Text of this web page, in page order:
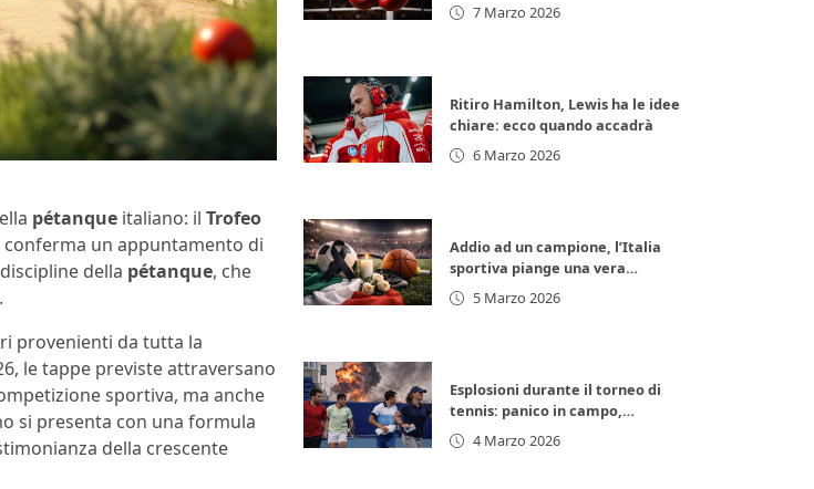
pétanque italiano: il Trofeo
conferma un appuntamento di
della pétanque, che
provenienti da tutta la
le tappe previste attraversano
sportiva, ma anche
si presenta con una formula
della crescente
leggenda italiana
7 Marzo 2026
Ritiro Hamilton, Lewis ha le idee
chiare: ecco quando accadrà
6 Marzo 2026
Addio ad un campione, l’Italia
sportiva piange una vera
leggenda
5 Marzo 2026
Esplosioni durante il torneo di
tennis: panico in campo,
giocatori in fuga
4 Marzo 2026